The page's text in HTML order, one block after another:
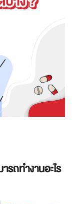
ถทำงานอะไร